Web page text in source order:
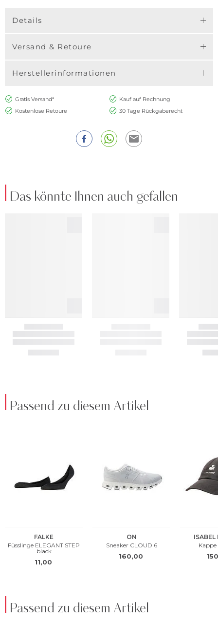
Details
Versand & Retoure
Herstellerinformationen
Gratis Versand*
Kauf auf Rechnung
Kostenlose Retoure
30 Tage Rückgaberecht
Das könnte Ihnen auch gefallen
Passend zu diesem Artikel
Passend zu diesem Artikel